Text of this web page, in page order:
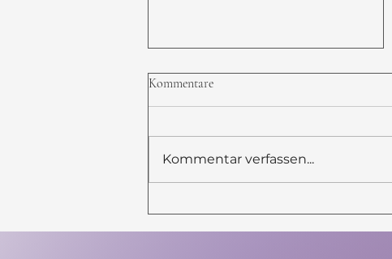
Kommentare
Kommentar verfassen...